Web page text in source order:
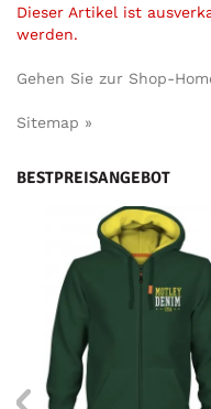
Dieser Artikel ist
werden.
Gehen Sie zur Shop-
Sitemap »
BESTPREISANGEBOT